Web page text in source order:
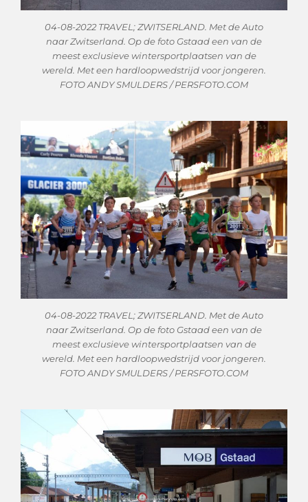
04-08-2022 TRAVEL; ZWITSERLAND. Met de Auto
naar Zwitserland. Op de foto Gstaad een van de
meest exclusieve wintersportplaatsen van de
wereld. Met een hardloopwedstrijd voor jongeren.
FOTO ANDY SMULDERS / PERSFOTO.COM
04-08-2022 TRAVEL; ZWITSERLAND. Met de Auto
naar Zwitserland. Op de foto Gstaad een van de
meest exclusieve wintersportplaatsen van de
wereld. Met een hardloopwedstrijd voor jongeren.
FOTO ANDY SMULDERS / PERSFOTO.COM